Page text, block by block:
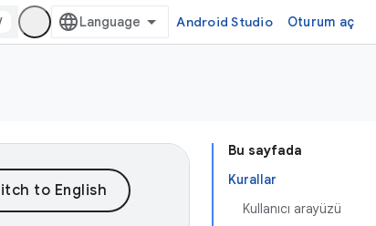
Android Studio Oturum aç
Bu sayfada
Kurallar
Kullanıcı arayüzü